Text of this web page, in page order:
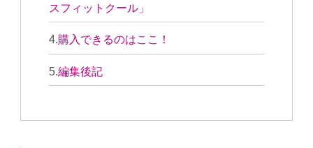
スフィットクール」
購入できるのはここ！
編集後記